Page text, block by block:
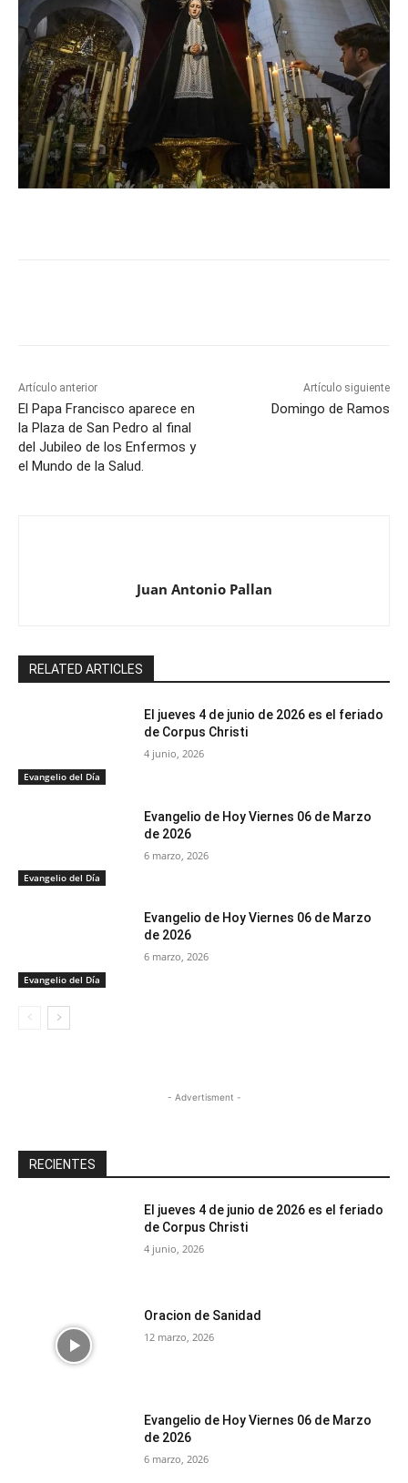
Artículo anterior
El Papa Francisco aparece en
la Plaza de San Pedro al final
del Jubileo de los Enfermos y
el Mundo de la Salud.
Artículo siguiente
Domingo de Ramos
Juan Antonio Pallan
RELATED ARTICLES
Evangelio del Día
El jueves 4 de junio de 2026 es el feriado
de Corpus Christi
4 junio, 2026
Evangelio del Día
Evangelio de Hoy Viernes 06 de Marzo
de 2026
6 marzo, 2026
Evangelio del Día
Evangelio de Hoy Viernes 06 de Marzo
de 2026
6 marzo, 2026
- Advertisment -
RECIENTES
El jueves 4 de junio de 2026 es el feriado
de Corpus Christi
4 junio, 2026
Oracion de Sanidad
12 marzo, 2026
Evangelio de Hoy Viernes 06 de Marzo
de 2026
6 marzo, 2026